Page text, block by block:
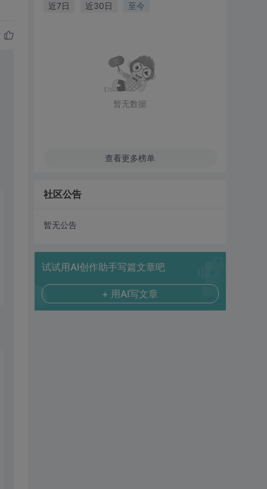
近7日 近30日 至今
暂无数据
查看更多榜单
社区公告
暂无公告
试试用AI创作助手写篇文章吧
+ 用AI写文章